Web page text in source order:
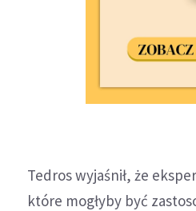
Tedros wyjaśnił, że
które mogłyby być